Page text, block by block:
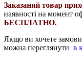
Заказаний товар
наявності на момент
БЕСПЛАТНО.
Якщо ви хочете
можна переглянути в